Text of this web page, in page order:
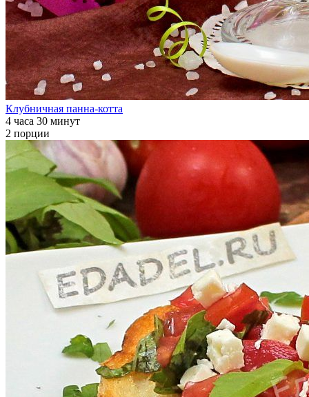
Клубничная панна-котта
4 часа 30 минут
2 порции